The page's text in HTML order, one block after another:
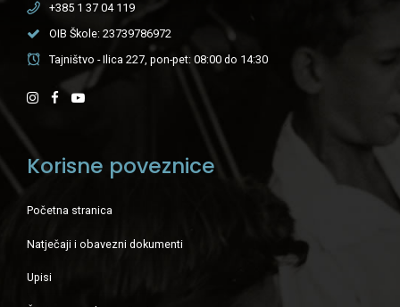
+385 1 37 04 119
OIB Škole: 23739786972
Tajništvo - Ilica 227, pon-pet: 08:00 do 14:30
Korisne poveznice
Početna stranica
Natječaji i obavezni dokumenti
Upisi